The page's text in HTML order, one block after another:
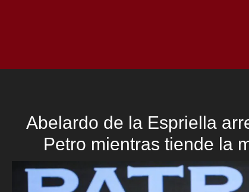
Abelardo de la Espriella
Petro mientras tiende la